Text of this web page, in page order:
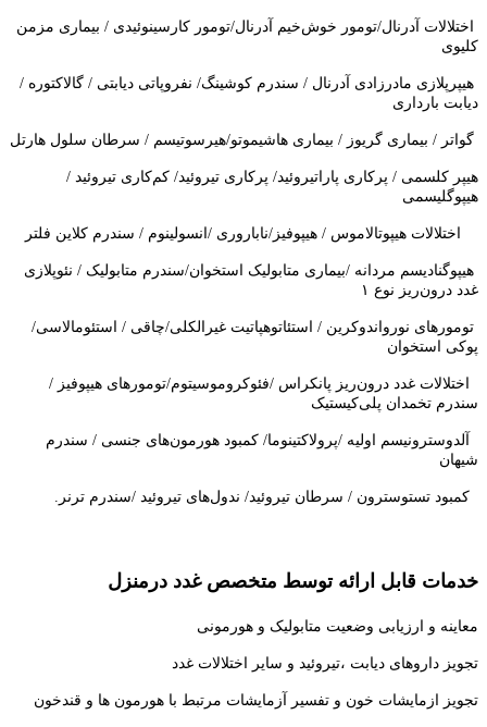
اختلالات آدرنال/تومور خوش‌خیم آدرنال/تومور کارسینوئیدی / بیماری مزمن
کلیوی
هیپرپلازی مادرزادی آدرنال / سندرم کوشینگ/ نفروپاتی دیابتی / گالاکتوره /
دیابت بارداری
گواتر / بیماری گریوز / بیماری هاشیموتو/هیرسوتیسم / سرطان سلول هارتل
هیپر کلسمی / پرکاری پاراتیروئید/ پرکاری تیروئید/ کم‌کاری تیروئید /
هیپوگلیسمی
اختلالات هیپوتالاموس / هیپوفیز/ناباروری /انسولینوم / سندرم کلاین فلتر
هیپوگنادیسم مردانه /بیماری متابولیک استخوان/سندرم متابولیک / نئوپلازی
غدد درون‌ریز نوع ۱
تومورهای نورواندوکرین / استئاتوهپاتیت غیرالکلی/چاقی / استئومالاسی/
پوکی استخوان
اختلالات غدد درون‌ریز پانکراس /فئوکروموسیتوم/تومورهای هیپوفیز /
سندرم تخمدان پلی‌کیستیک
آلدوسترونیسم اولیه /پرولاکتینوما/ کمبود هورمون‌های جنسی / سندرم
شیهان
کمبود تستوسترون / سرطان تیروئید/ ندول‌های تیروئید /سندرم ترنر.
خدمات قابل ارائه توسط متخصص غدد درمنزل
معاینه و ارزیابی وضعیت متابولیک و هورمونی
تجویز داروهای دیابت ،تیروئید و سایر اختلالات غدد
تجویز ازمایشات خون و تفسیر آزمایشات مرتبط با هورمون ها و قندخون